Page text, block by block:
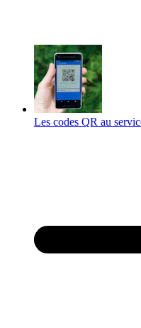
Les codes QR au